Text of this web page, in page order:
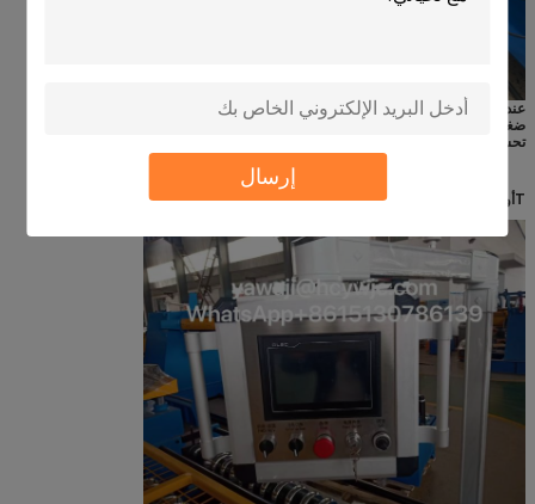
إرسال
عندما تواجه المعدات مقاومة غير طبيعية أو ضغط مفرط، فإنها يمكن أن تعدل تلقائيًا
ضغط النظام الهيدروليكي لتجنب تلف المعدات بسبب الإفراط في الحمل.وبالتالي
تحسين موثوقية واستقرار آلة تشكيل سطح الطابق.
Tأوش أوبينيت